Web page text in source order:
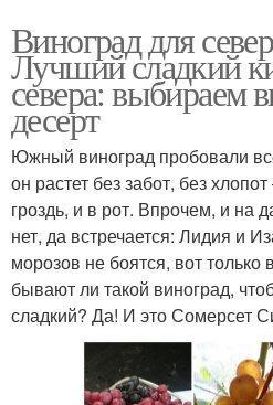
Виноград для
Лучший сладкий
севера: выбираем
десерт
Южный виноград пробовали
он растет без забот, без
гроздь, и в рот. Впрочем, и на
нет, да встречается: Лидия и
морозов не боятся, вот только
бывают ли такой виноград,
сладкий? Да! И это Сомерсет